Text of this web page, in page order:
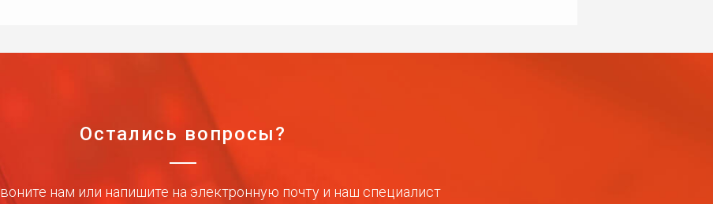
Остались вопросы?
нам или напишите на электронную почту и наш специалист